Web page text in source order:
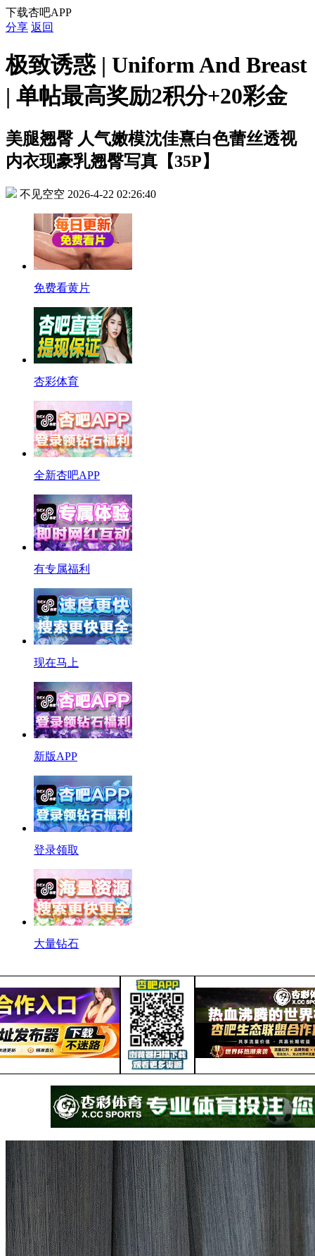
下载杏吧APP
分享 返回
极致诱惑 | Uniform And Breast
| 单帖最高奖励2积分+20彩金
美腿翘臀 人 气 嫩模沈佳熹白色蕾丝透视
内衣现豪乳翘臀写 真 【35P】
不见空空 2026-4-22 02:26:40
免费看黄片
杏彩体育
全新杏吧APP
有专属福利
现在马上
新版APP
登录领取
大量钻石